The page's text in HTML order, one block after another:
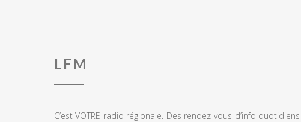
LFM
C’est VOTRE radio régionale. Des rendez-vous d’info